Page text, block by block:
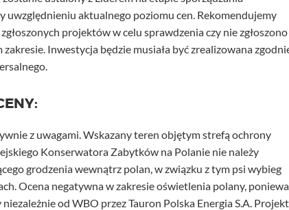
aktualnego poziomu cen. Rekomendujemy
projektów w celu sprawdzenia czy nie zgłoszono
Inwestycja będzie musiała być zrealizowana
z uwagami. Wskazany teren objętym strefą ochrony
Konserwatora Zabytków na Polanie nie należy
grodzenia wewnątrz polan, w związku z tym psi wybieg
Ocena negatywna w zakresie oświetlenia polany,
od WBO przez Tauron Polska Energia S.A.